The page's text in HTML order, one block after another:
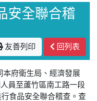
安全聯合稽
友善列印 回列表
本府衛生局、經濟發展
員至蘆竹區南工路一段
食品安全聯合稽查。查